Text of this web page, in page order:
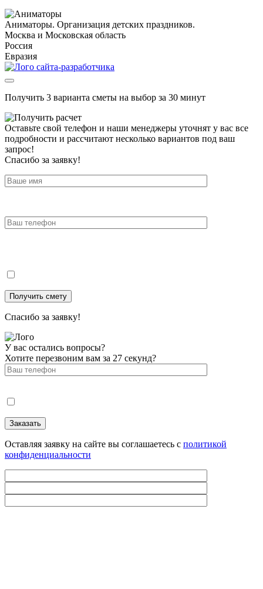
Аниматоры. Организация детских праздников.
Москва и Московская область
Россия
Евразия
Получить 3 варианта сметы на выбор за 30 минут
Оставьте свой телефон и наши менеджеры уточнят у вас все
подробности и рассчитают несколько вариантов под ваш
запрос!
Спасибо за заявку!
Спасибо за заявку!
У вас остались вопросы?
Хотите перезвоним вам за 27 секунд?
Оставляя заявку на сайте вы соглашаетесь с политикой
конфиденциальности